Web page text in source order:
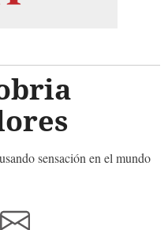
sensación en el mundo